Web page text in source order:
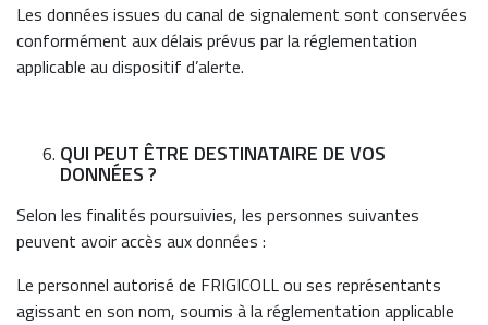
Les données issues du canal de signalement sont conservées
conformément aux délais prévus par la réglementation
applicable au dispositif d’alerte.
QUI PEUT ÊTRE DESTINATAIRE DE VOS
DONNÉES ?
Selon les finalités poursuivies, les personnes suivantes
peuvent avoir accès aux données :
Le personnel autorisé de FRIGICOLL ou ses représentants
agissant en son nom, soumis à la réglementation applicable